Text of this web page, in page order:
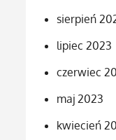
sierpień
lipiec 2023
czerwiec
maj 2023
kwiecień